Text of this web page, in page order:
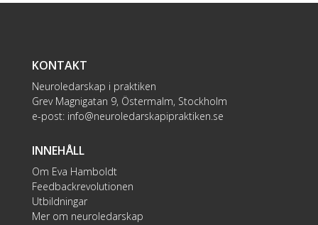
KONTAKT
Neuroledarskap i praktiken
Grev Magnigatan 9, Östermalm, Stockholm
e-post: info@neuroledarskapipraktiken.se
INNEHÅLL
Om Eva Hamboldt
Feedbackrevolutionen
Utbildningar
Mer om neuroledarskap